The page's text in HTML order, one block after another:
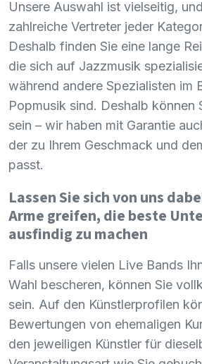
Unsere Auswahl ist vielseitig,
zahlreiche Vertreter jeder
Deshalb finden Sie eine lange
die sich auf Jazzmusik
während andere Spezialisten im
Popmusik sind. Deshalb können
sein – wir haben mit Garantie
der zu Ihrem Geschmack und
passt.
Lassen Sie sich von uns
Arme greifen, die beste
ausfindig zu machen
Falls unsere vielen Live Bands
Wahl bescheren, können Sie
sein. Auf den Künstlerprofilen
Bewertungen von ehemaligen
den jeweiligen Künstler für